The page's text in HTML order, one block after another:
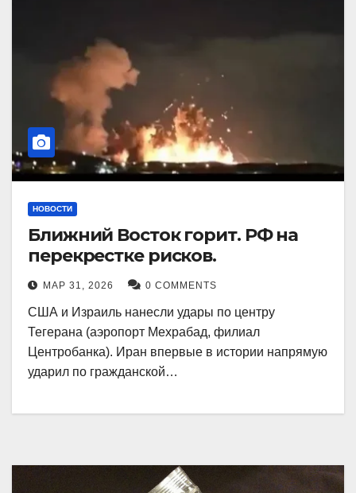
НОВОСТИ
Ближний Восток горит. РФ на
перекрестке рисков.
МАР 31, 2026 0 COMMENTS
США и Израиль нанесли удары по центру
Тегерана (аэропорт Мехрабад, филиал
Центробанка). Иран впервые в истории напрямую
ударил по гражданской…